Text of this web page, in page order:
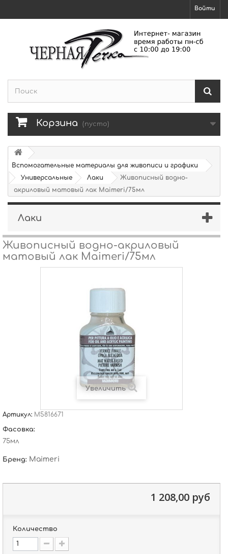
Войти
Корзина (пусто)
Вспомогательные материалы для живописи и графики
Универсальные
Лаки
Живописный водно-
акриловый матовый лак Maimeri/75мл
Лаки
Живописный водно-акриловый
матовый лак Maimeri/75мл
Увеличить
Артикул: M5816671
Фасовка:
75мл
Бренд: Maimeri
1 208,00 руб
Количество